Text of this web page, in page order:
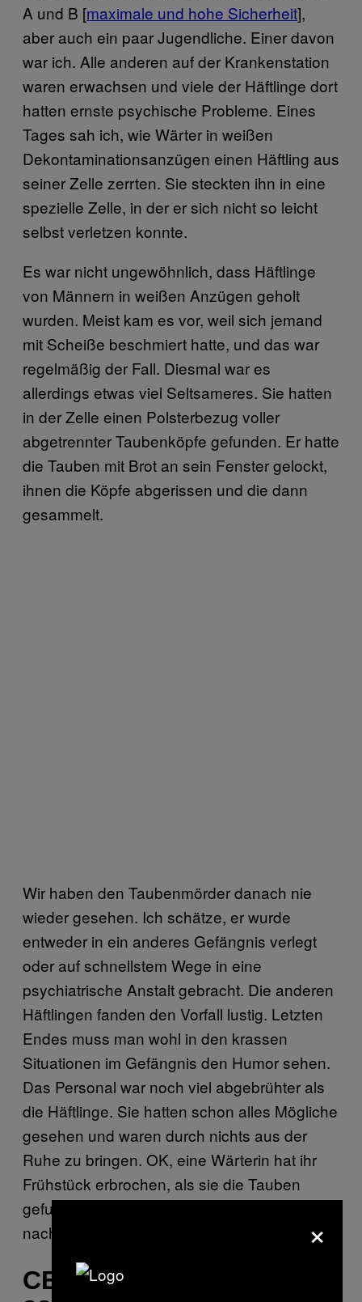
A und B [maximale und hohe Sicherheit],
aber auch ein paar Jugendliche. Einer davon
war ich. Alle anderen auf der Krankenstation
waren erwachsen und viele der Häftlinge dort
hatten ernste psychische Probleme. Eines
Tages sah ich, wie Wärter in weißen
Dekontaminationsanzügen einen Häftling aus
seiner Zelle zerrten. Sie steckten ihn in eine
spezielle Zelle, in der er sich nicht so leicht
selbst verletzen konnte.
Es war nicht ungewöhnlich, dass Häftlinge
von Männern in weißen Anzügen geholt
wurden. Meist kam es vor, weil sich jemand
mit Scheiße beschmiert hatte, und das war
regelmäßig der Fall. Diesmal war es
allerdings etwas viel Seltsameres. Sie hatten
in der Zelle einen Polsterbezug voller
abgetrennter Taubenköpfe gefunden. Er hatte
die Tauben mit Brot an sein Fenster gelockt,
ihnen die Köpfe abgerissen und die dann
gesammelt.
Wir haben den Taubenmörder danach nie
wieder gesehen. Ich schätze, er wurde
entweder in ein anderes Gefängnis verlegt
oder auf schnellstem Wege in eine
psychiatrische Anstalt gebracht. Die anderen
Häftlingen fanden den Vorfall lustig. Letzten
Endes muss man wohl in den krassen
Situationen im Gefängnis den Humor sehen.
Das Personal war noch viel abgebrühter als
die Häftlinge. Sie hatten schon alles Mögliche
gesehen und waren durch nichts aus der
Ruhe zu bringen. OK, eine Wärterin hat ihr
Frühstück erbrochen, als sie die Tauben
gefunden haben, aber das kann ich gut
nachvollziehen.
CERI “CESTO” STOKES
×